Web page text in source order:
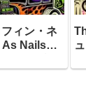
ィン・ネ
As Nails』
コビリーの